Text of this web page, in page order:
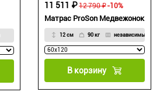
Матрас ProSon Медвежонок
12 см 90 кг независимые
12 790 ₽
11 511 ₽ -10%
В корзину